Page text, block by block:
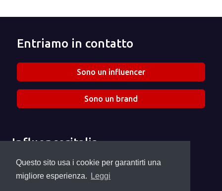
Questo sito usa i cookie per garantirti una
migliore esperienza.
Leggi
Entriamo in contatto
Sono un influencer
Sono un brand
Influenceritalia
Chi siamo
Seguici su Instagram